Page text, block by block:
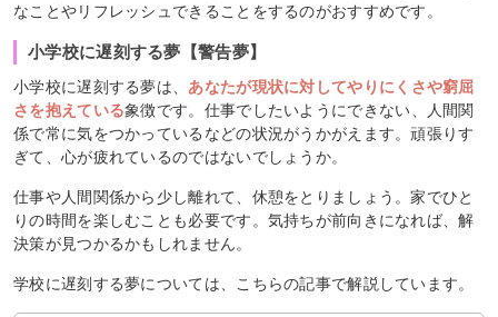
なことやリフレッシュできることをするのがおすすめです。
小学校に遅刻する夢【警告夢】
小学校に遅刻する夢は、 あなたが現状に対してやりにくさや窮屈
さを抱えている象徴です。仕事でしたいようにできない、人間関
係で常に気をつかっているなどの状況がうかがえます。頑張りす
ぎて、心が疲れているのではないでしょうか。
仕事や人間関係から少し離れて、休憩をとりましょう。家でひと
りの時間を楽しむことも必要です。気持ちが前向きになれば、解
決策が見つかるかもしれません。
学校に遅刻する夢については、こちらの記事で解説しています。